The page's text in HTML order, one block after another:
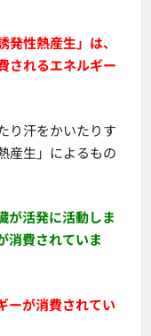
発性熱産生」は、
されるエネルギー
り汗をかいたりす
産生」によるもの
が活発に活動しま
消費されていま
ーが消費されてい